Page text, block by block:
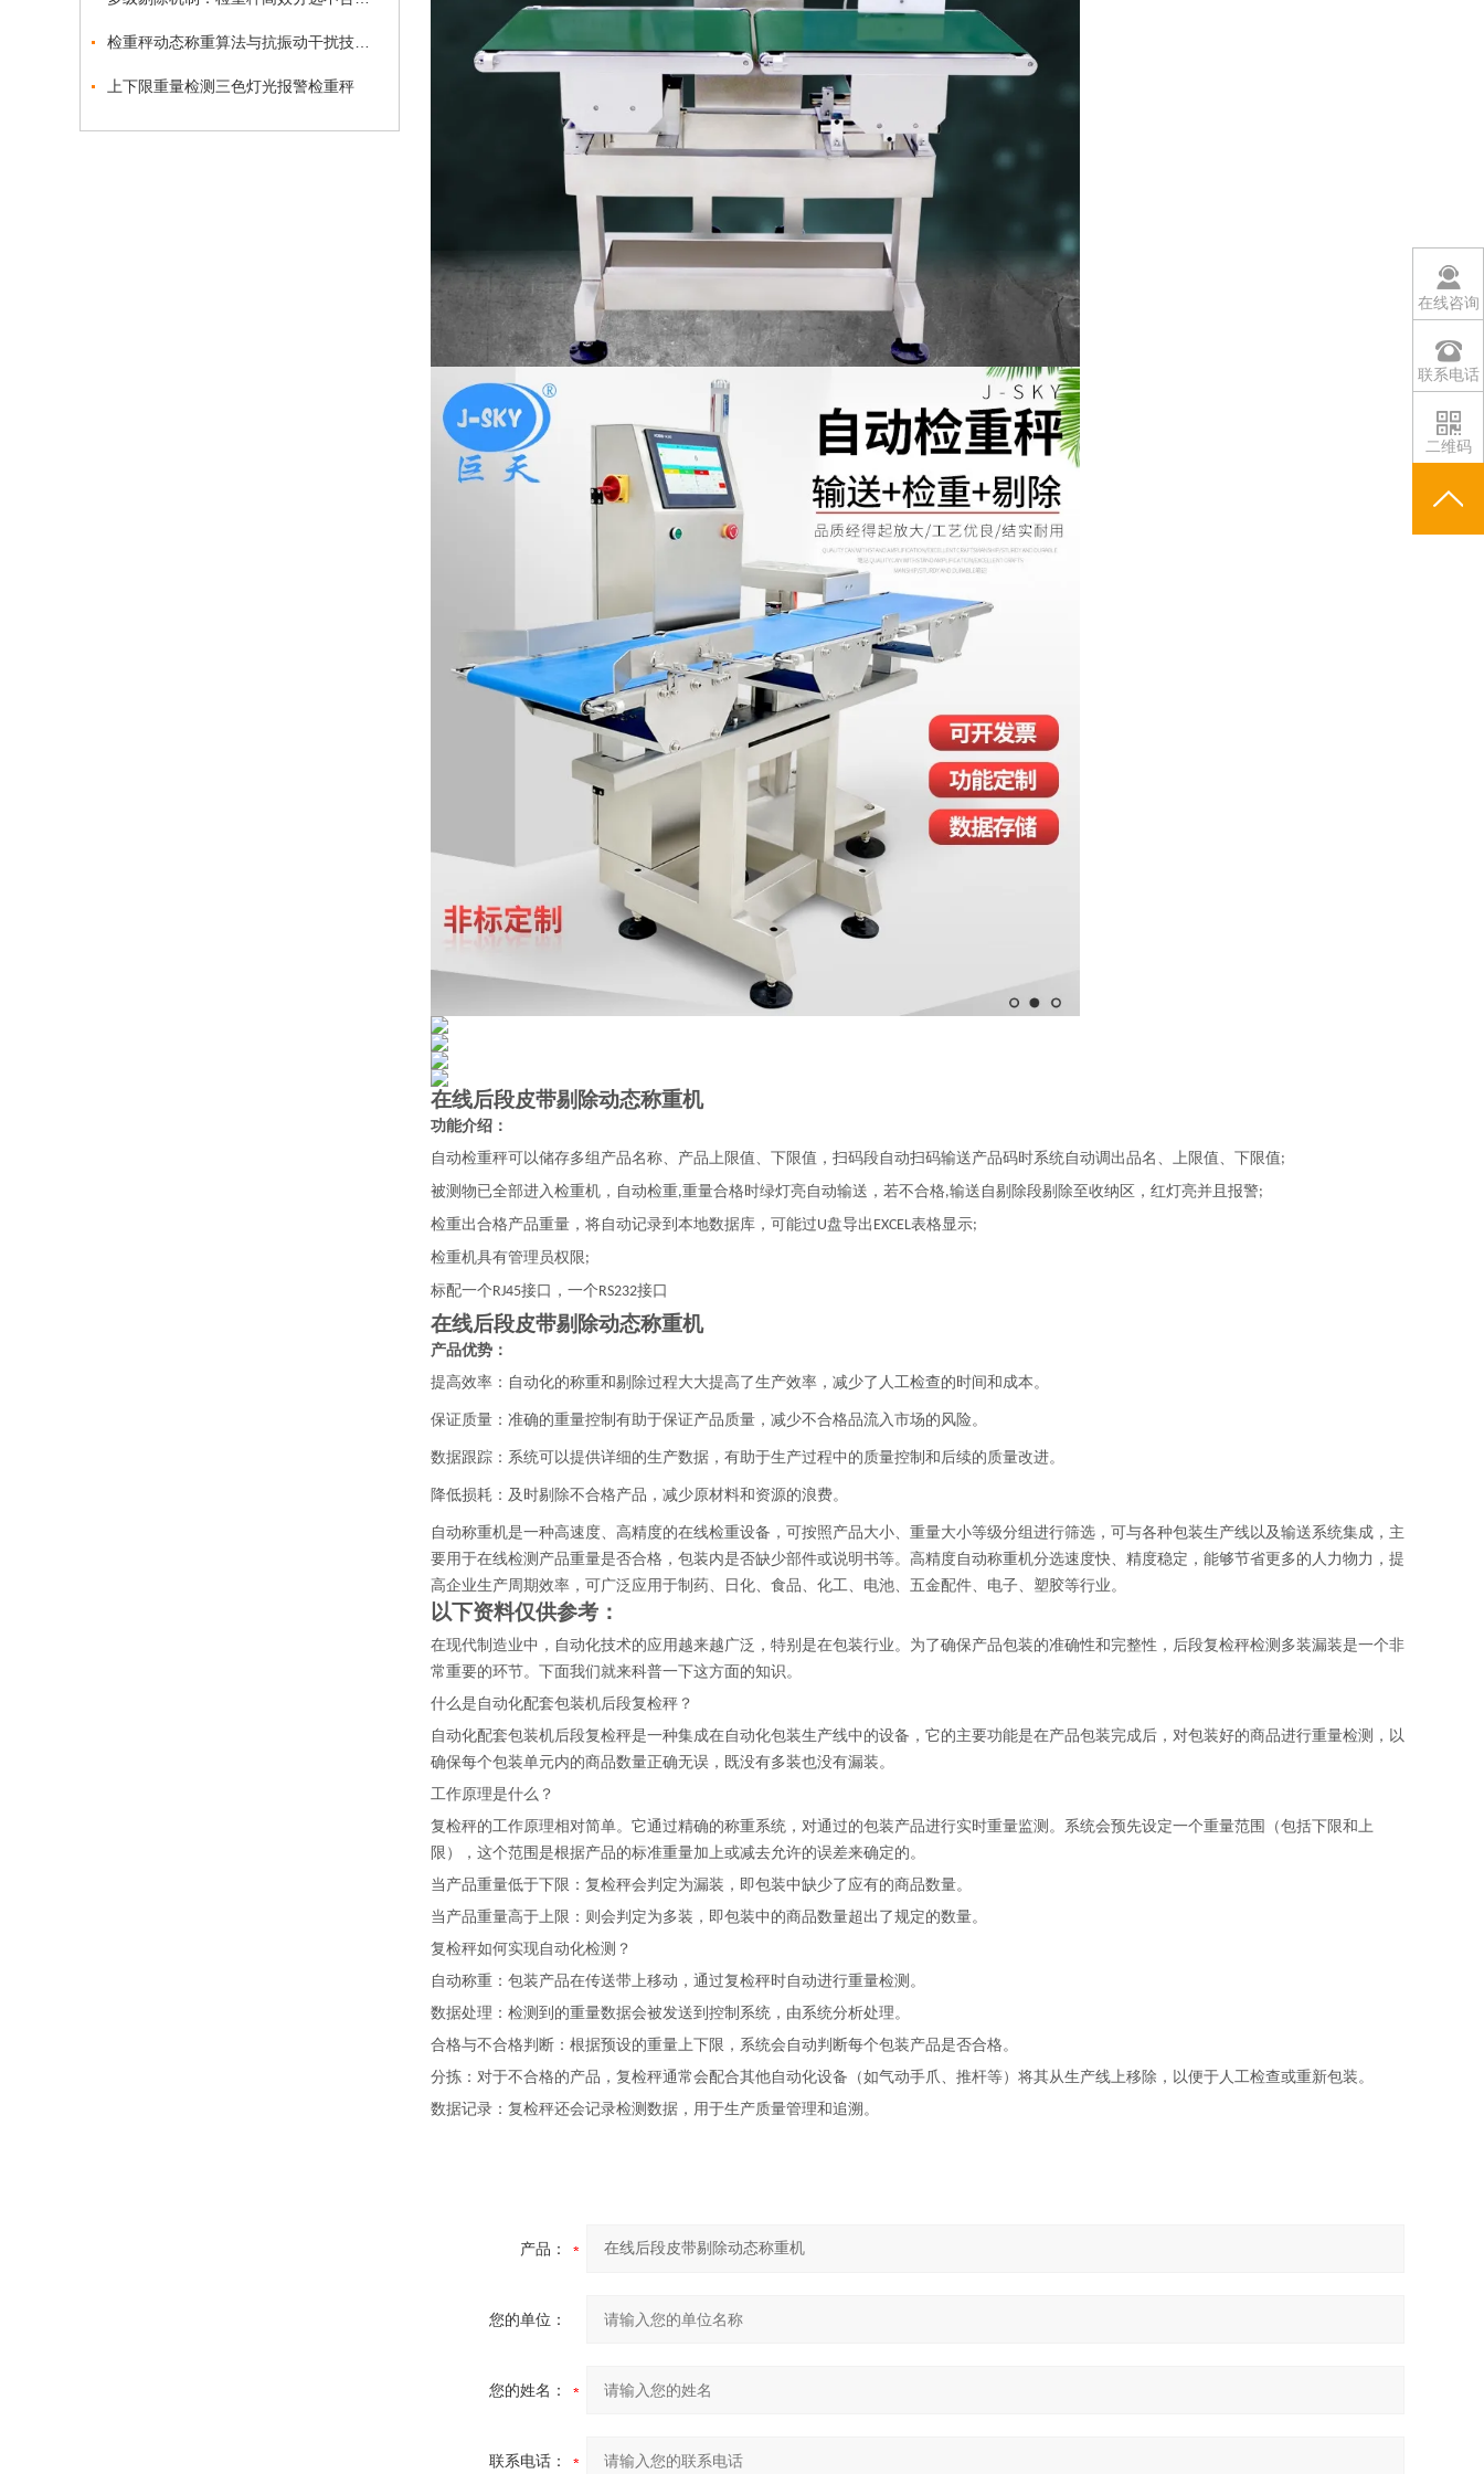
上下限重量检测三色灯光报警检重秤
在线后段皮带剔除动态称重机
功能介绍：
自动检重秤可以储存多组产品名称、产品上限值、下限值，扫码段自动扫码输送产品码时系统自动调出品名、上限值、下限值;
被测物已全部进入检重机，自动检重,重量合格时绿灯亮自动输送，若不合格,输送自剔除段剔除至收纳区，红灯亮并且报警;
检重出合格产品重量，将自动记录到本地数据库，可能过U盘导出 EXCEL表格显示;
检重机具有管理员权限;
标配一个RJ45接口，一个RS232接口
在线后段皮带剔除动态称重机
产品优势：
提高效率：自动化的称重和剔除过程大大提高了生产效率，减少了人工检查的时间和成本。
保证质量：准确的重量控制有助于保证产品质量，减少不合格品流入市场的风险。
数据跟踪：系统可以提供详细的生产数据，有助于生产过程中的质量控制和后续的质量改进。
降低损耗：及时剔除不合格产品，减少原材料和资源的浪费。
自动称重机是一种高速度、高精度的在线检重设备，可按照产品大小、重量大小等级分组进行筛选，可与各种包装生产线以及输送系统集成，主
要用于在线检测产品重量是否合格，包装内是否缺少部件或说明书等。高精度自动称重机分选速度快、精度稳定，能够节省更多的人力物力，提
高企业生产周期效率，可广泛应用于制药、日化、食品、化工、电池、五金配件、电子、塑胶等行业。
以下资料仅供参考：
在现代制造业中，自动化技术的应用越来越广泛，特别是在包装行业。为了确保产品包装的准确性和完整性，后段复检秤检测多装漏装是一个非
常重要的环节。下面我们就来科普一下这方面的知识。
什么是自动化配套包装机后段复检秤？
自动化配套包装机后段复检秤是一种集成在自动化包装生产线中的设备，它的主要功能是在产品包装完成后，对包装好的商品进行重量检测，以
确保每个包装单元内的商品数量正确无误，既没有多装也没有漏装。
工作原理是什么？
复检秤的工作原理相对简单。它通过精确的称重系统，对通过的包装产品进行实时重量监测。系统会预先设定一个重量范围（包括下限和上
限），这个范围是根据产品的标准重量加上或减去允许的误差来确定的。
当产品重量低于下限：复检秤会判定为漏装，即包装中缺少了应有的商品数量。
当产品重量高于上限：则会判定为多装，即包装中的商品数量超出了规定的数量。
复检秤如何实现自动化检测？
自动称重：包装产品在传送带上移动，通过复检秤时自动进行重量检测。
数据处理：检测到的重量数据会被发送到控制系统，由系统分析处理。
合格与不合格判断：根据预设的重量上下限，系统会自动判断每个包装产品是否合格。
分拣：对于不合格的产品，复检秤通常会配合其他自动化设备（如气动手爪、推杆等）将其从生产线上移除，以便于人工检查或重新包装。
数据记录：复检秤还会记录检测数据，用于生产质量管理和追溯。
产品：
您的单位：
您的姓名：
联系电话：
在线咨询
联系电话
二维码